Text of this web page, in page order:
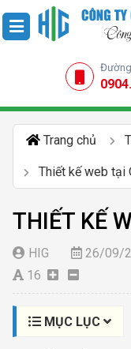
Trang chủ
Thiết kế web tại
THIẾT KẾ
HIG 26/09/
16
MỤC LỤC